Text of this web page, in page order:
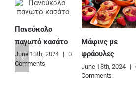
Πανεύκολο
παγωτό κασάτο
June 13th, 2024 | 0
Comments
Μάφινς με
φράουλες
June 13th, 2024 |
Comments